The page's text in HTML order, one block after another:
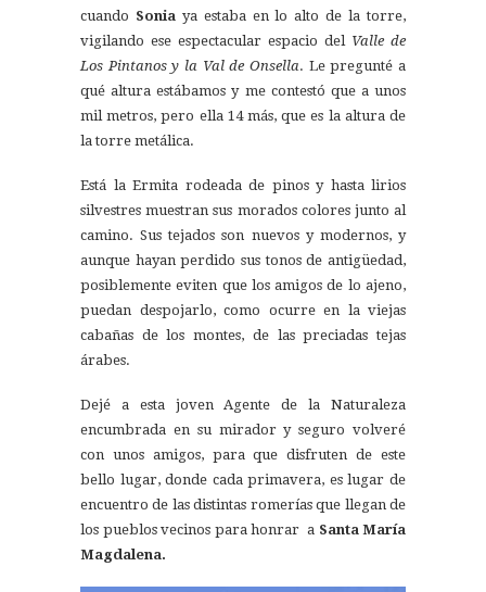
cuando Sonia ya estaba en lo alto de la torre,
vigilando ese espectacular espacio del Valle de
Los Pintanos y la Val de Onsella. Le pregunté a
qué altura estábamos y me contestó que a unos
mil metros, pero ella 14 más, que es la altura de
la torre metálica.
Está la Ermita rodeada de pinos y hasta lirios
silvestres muestran sus morados colores junto al
camino. Sus tejados son nuevos y modernos, y
aunque hayan perdido sus tonos de antigüedad,
posiblemente eviten que los amigos de lo ajeno,
puedan despojarlo, como ocurre en la viejas
cabañas de los montes, de las preciadas tejas
árabes.
Dejé a esta joven Agente de la Naturaleza
encumbrada en su mirador y seguro volveré
con unos amigos, para que disfruten de este
bello lugar, donde cada primavera, es lugar de
encuentro de las distintas romerías que llegan de
los pueblos vecinos para honrar a Santa María
Magdalena.